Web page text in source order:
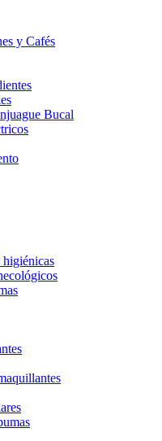
y Cafés
Bucal
higiénicas